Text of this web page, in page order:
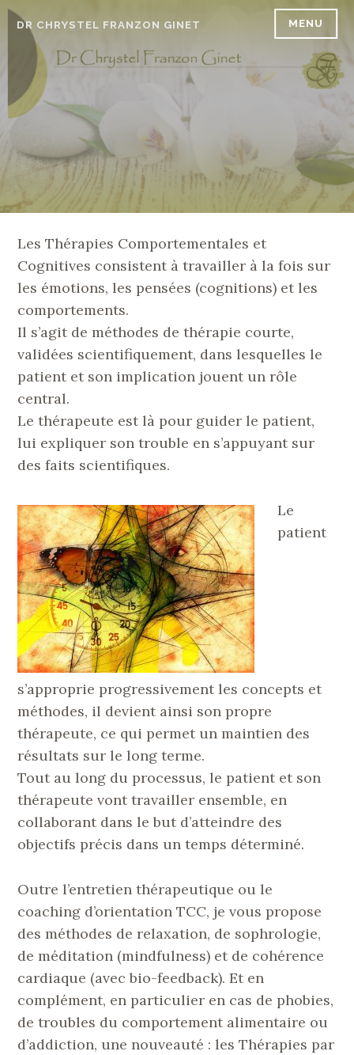
Accéder
contenu
principal
DR CHRYSTEL FRANZON GINET MENU
Les Thérapies Comportementales et
Cognitives consistent à travailler à la fois sur
les émotions, les pensées (cognitions) et les
comportements.
Il s’agit de méthodes de thérapie courte,
validées scientifiquement, dans lesquelles le
patient et son implication jouent un rôle
central.
Le thérapeute est là pour guider le patient,
lui expliquer son trouble en s’appuyant sur
des faits scientifiques.
Le
patient
s’approprie progressivement les concepts et
méthodes, il devient ainsi son propre
thérapeute, ce qui permet un maintien des
résultats sur le long terme.
Tout au long du processus, le patient et son
thérapeute vont travailler ensemble, en
collaborant dans le but d’atteindre des
objectifs précis dans un temps déterminé.
Outre l’entretien thérapeutique ou le
coaching d’orientation TCC, je vous propose
des méthodes de relaxation, de sophrologie,
de méditation (mindfulness) et de cohérence
cardiaque (avec bio-feedback). Et en
complément, en particulier en cas de phobies,
de troubles du comportement alimentaire ou
d’addiction, une nouveauté : les Thérapies par